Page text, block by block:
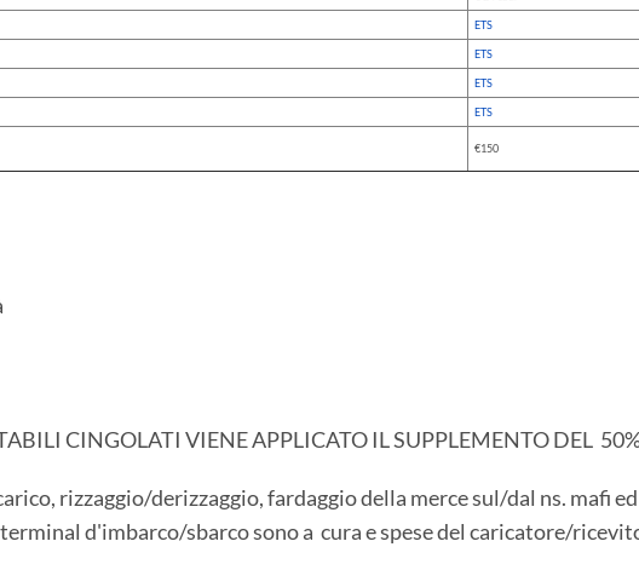
ETS
ETS
ETS
ETS
€150
CINGOLATI VIENE APPLICATO IL SUPPLEMENTO DEL
rizzaggio/derizzaggio, fardaggio della merce sul/dal ns. mafi
d'imbarco/sbarco sono a cura e spese del caricatore/